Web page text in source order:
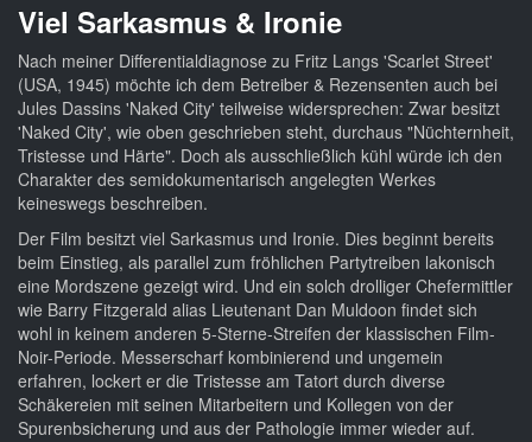
Viel Sarkasmus & Ironie
Nach meiner Differentialdiagnose zu Fritz Langs 'Scarlet Street'
(USA, 1945) möchte ich dem Betreiber & Rezensenten auch bei
Jules Dassins 'Naked City' teilweise widersprechen: Zwar besitzt
'Naked City', wie oben geschrieben steht, durchaus "Nüchternheit,
Tristesse und Härte". Doch als ausschließlich kühl würde ich den
Charakter des semidokumentarisch angelegten Werkes
keineswegs beschreiben.
Der Film besitzt viel Sarkasmus und Ironie. Dies beginnt bereits
beim Einstieg, als parallel zum fröhlichen Partytreiben lakonisch
eine Mordszene gezeigt wird. Und ein solch drolliger Chefermittler
wie Barry Fitzgerald alias Lieutenant Dan Muldoon findet sich
wohl in keinem anderen 5-Sterne-Streifen der klassischen Film-
Noir-Periode. Messerscharf kombinierend und ungemein
erfahren, lockert er die Tristesse am Tatort durch diverse
Schäkereien mit seinen Mitarbeitern und Kollegen von der
Spurenbsicherung und aus der Pathologie immer wieder auf.